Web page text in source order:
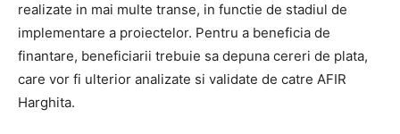
realizate in mai multe transe, in functie de stadiul de
implementare a proiectelor. Pentru a beneficia de
finantare, beneficiarii trebuie sa depuna cereri de plata,
care vor fi ulterior analizate si validate de catre AFIR
Harghita.